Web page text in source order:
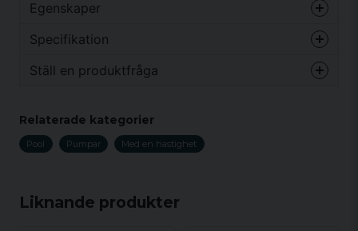
Liknande produkter
tillförlitlighet.
Mekanisk tätning - Lämplig för ett brett spektrum
havsvatten
rekommenderas för installation ovan jord, t.ex.
spabad.
(P1)
Egenskaper
Vikt
Specifikation
Vikt
Ställ en produktfråga
Fråga oss något om denna produkten...
Namn
Relaterade kategorier
Pool Pumpar Med en hastighet